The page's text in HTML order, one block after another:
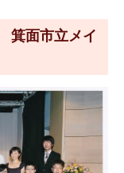
面市立メイ